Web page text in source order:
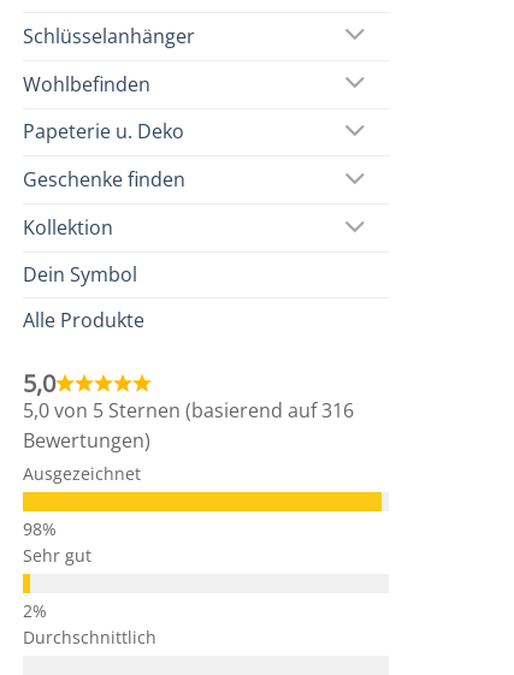
Schlüsselanhänger
Wohlbefinden
Papeterie u. Deko
Geschenke finden
Kollektion
Dein Symbol
Alle Produkte
5,0
5,0 von 5 Sternen (basierend auf 316
Bewertungen)
Ausgezeichnet
Sehr gut
Durchschnittlich